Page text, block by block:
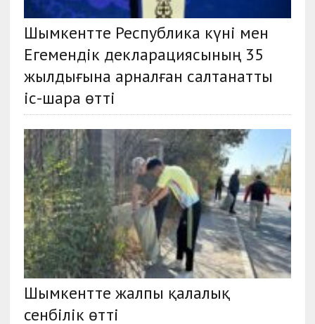
Шымкентте Республика күні мен
Егемендік декларациясының 35
жылдығына арналған салтанатты
іс-шара өтті
Шымкентте жалпы қалалық
сенбілік өтті